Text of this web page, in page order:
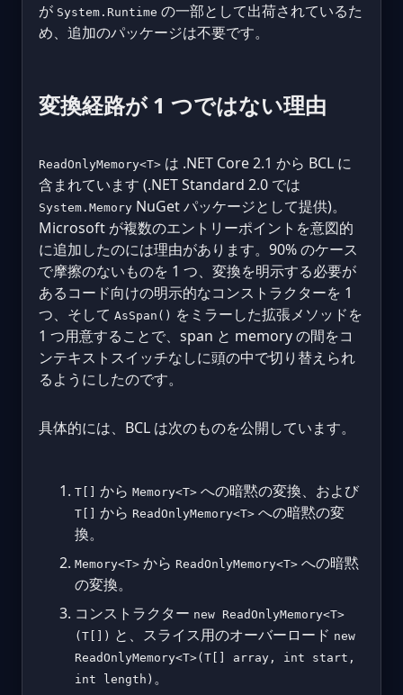
が System.Runtime の一部として出荷されているた
め、追加のパッケージは不要です。
変換経路が 1 つではない理由
ReadOnlyMemory<T> は .NET Core 2.1 から BCL に
含まれています (.NET Standard 2.0 では
System.Memory NuGet パッケージとして提供)。
Microsoft が複数のエントリーポイントを意図的
に追加したのには理由があります。90% のケース
で摩擦のないものを 1 つ、変換を明示する必要が
あるコード向けの明示的なコンストラクターを 1
つ、そして AsSpan() をミラーした拡張メソッドを
1 つ用意することで、span と memory の間をコ
ンテキストスイッチなしに頭の中で切り替えられ
るようにしたのです。
具体的には、BCL は次のものを公開しています。
T[] から Memory<T> への暗黙の変換、および
T[] から ReadOnlyMemory<T> への暗黙の変
換。
Memory<T> から ReadOnlyMemory<T> への暗黙
の変換。
コンストラクター new ReadOnlyMemory<T>
(T[]) と、スライス用のオーバーロード new
ReadOnlyMemory<T>(T[] array, int start,
int length) 。